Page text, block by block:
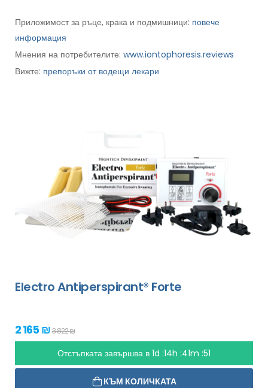
Приложимост за ръце, крака и подмишници: повече
информация
Мнения на потребителите: www.iontophoresis.reviews
Вижте: препоръки от водещи лекари
Electro Antiperspirant® Forte
2 165 ₪3 822 ₪
Отстъпката завършва в 1d :14h :41m :49
КЪМ КОЛИЧКАТА